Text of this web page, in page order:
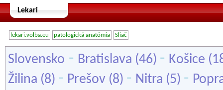
Lekari
lekari.volba.eu patologická anatómia Sliač
Slovensko - Bratislava (46) - Košice
Žilina (8) - Prešov (8) - Nitra (5) -